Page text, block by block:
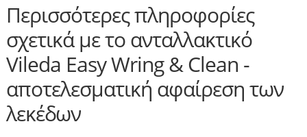
Περισσότερες πληροφορίες
σχετικά με το ανταλλακτικό
Vileda Easy Wring & Clean -
αποτελεσματική αφαίρεση των
λεκέδων